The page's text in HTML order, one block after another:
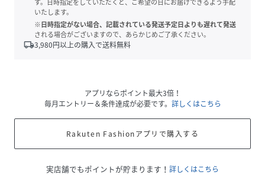
いたします。
※日時指定がない場合、記載されている発送予定日よりも遅れて発送
される場合がございますので、あらかじめご了承ください。
local_shipping3,980円以上の購入で送料無料
アプリならポイント最大3倍！
毎月エントリー＆条件達成が必要です。 詳しくはこちら
Rakuten Fashionアプリで購入する
実店舗でもポイントが貯まります！ 詳しくはこちら